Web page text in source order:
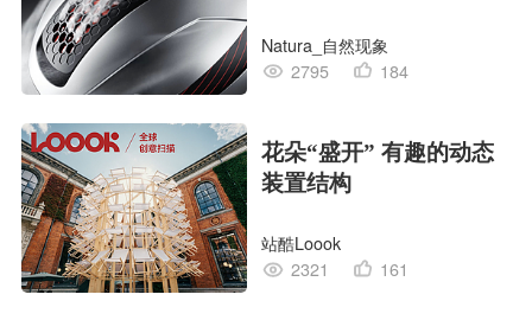
Natura_自然现象
2795
184
花朵“盛开” 有趣的动态
装置结构
站酷Loook
2321
161